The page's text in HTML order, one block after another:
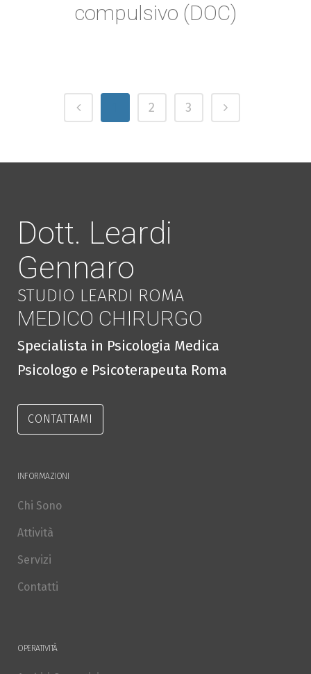
compulsivo (DOC)
2 3
Dott. Leardi
Gennaro
STUDIO LEARDI ROMA
MEDICO CHIRURGO
Specialista in Psicologia Medica
Psicologo e Psicoterapeuta Roma
CONTATTAMI
INFORMAZIONI
Chi Sono
Attività
Servizi
Contatti
OPERATIVITÀ